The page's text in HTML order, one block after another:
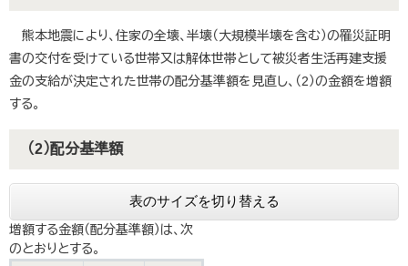
熊本地震により、住家の全壊、半壊（大規模半壊を含む）の罹災証明
書の交付を受けている世帯又は解体世帯として被災者生活再建支援
金の支給が決定された世帯の配分基準額を見直し、（2）の金額を増額
する。
（2）配分基準額
表のサイズを切り替える
増額する金額（配分基準額）は、次
のとおりとする。